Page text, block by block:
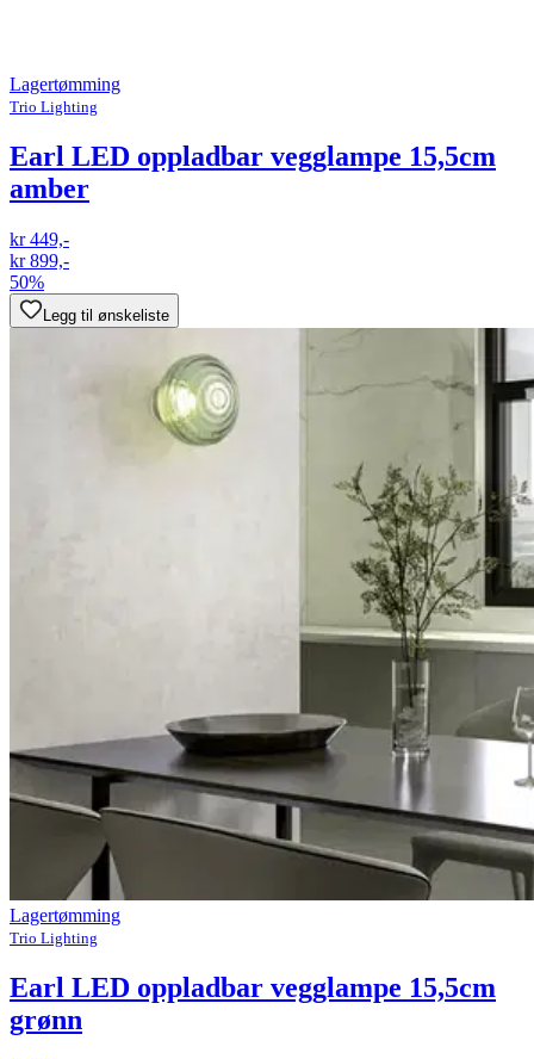
Lagertømming
Trio Lighting
Earl LED oppladbar vegglampe 15,5cm
amber
kr 449,-
kr 899,-
50%
Legg til ønskeliste
Lagertømming
Trio Lighting
Earl LED oppladbar vegglampe 15,5cm
grønn